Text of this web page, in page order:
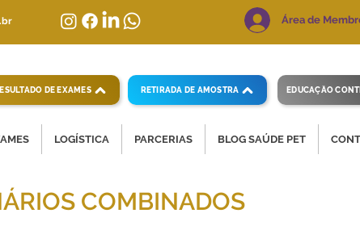
Área de
DE EXAMES RETIRADA DE AMOSTRA EDUCAÇÃO
LOGÍSTICA PARCERIAS BLOG SAÚDE PET
COMBINADOS